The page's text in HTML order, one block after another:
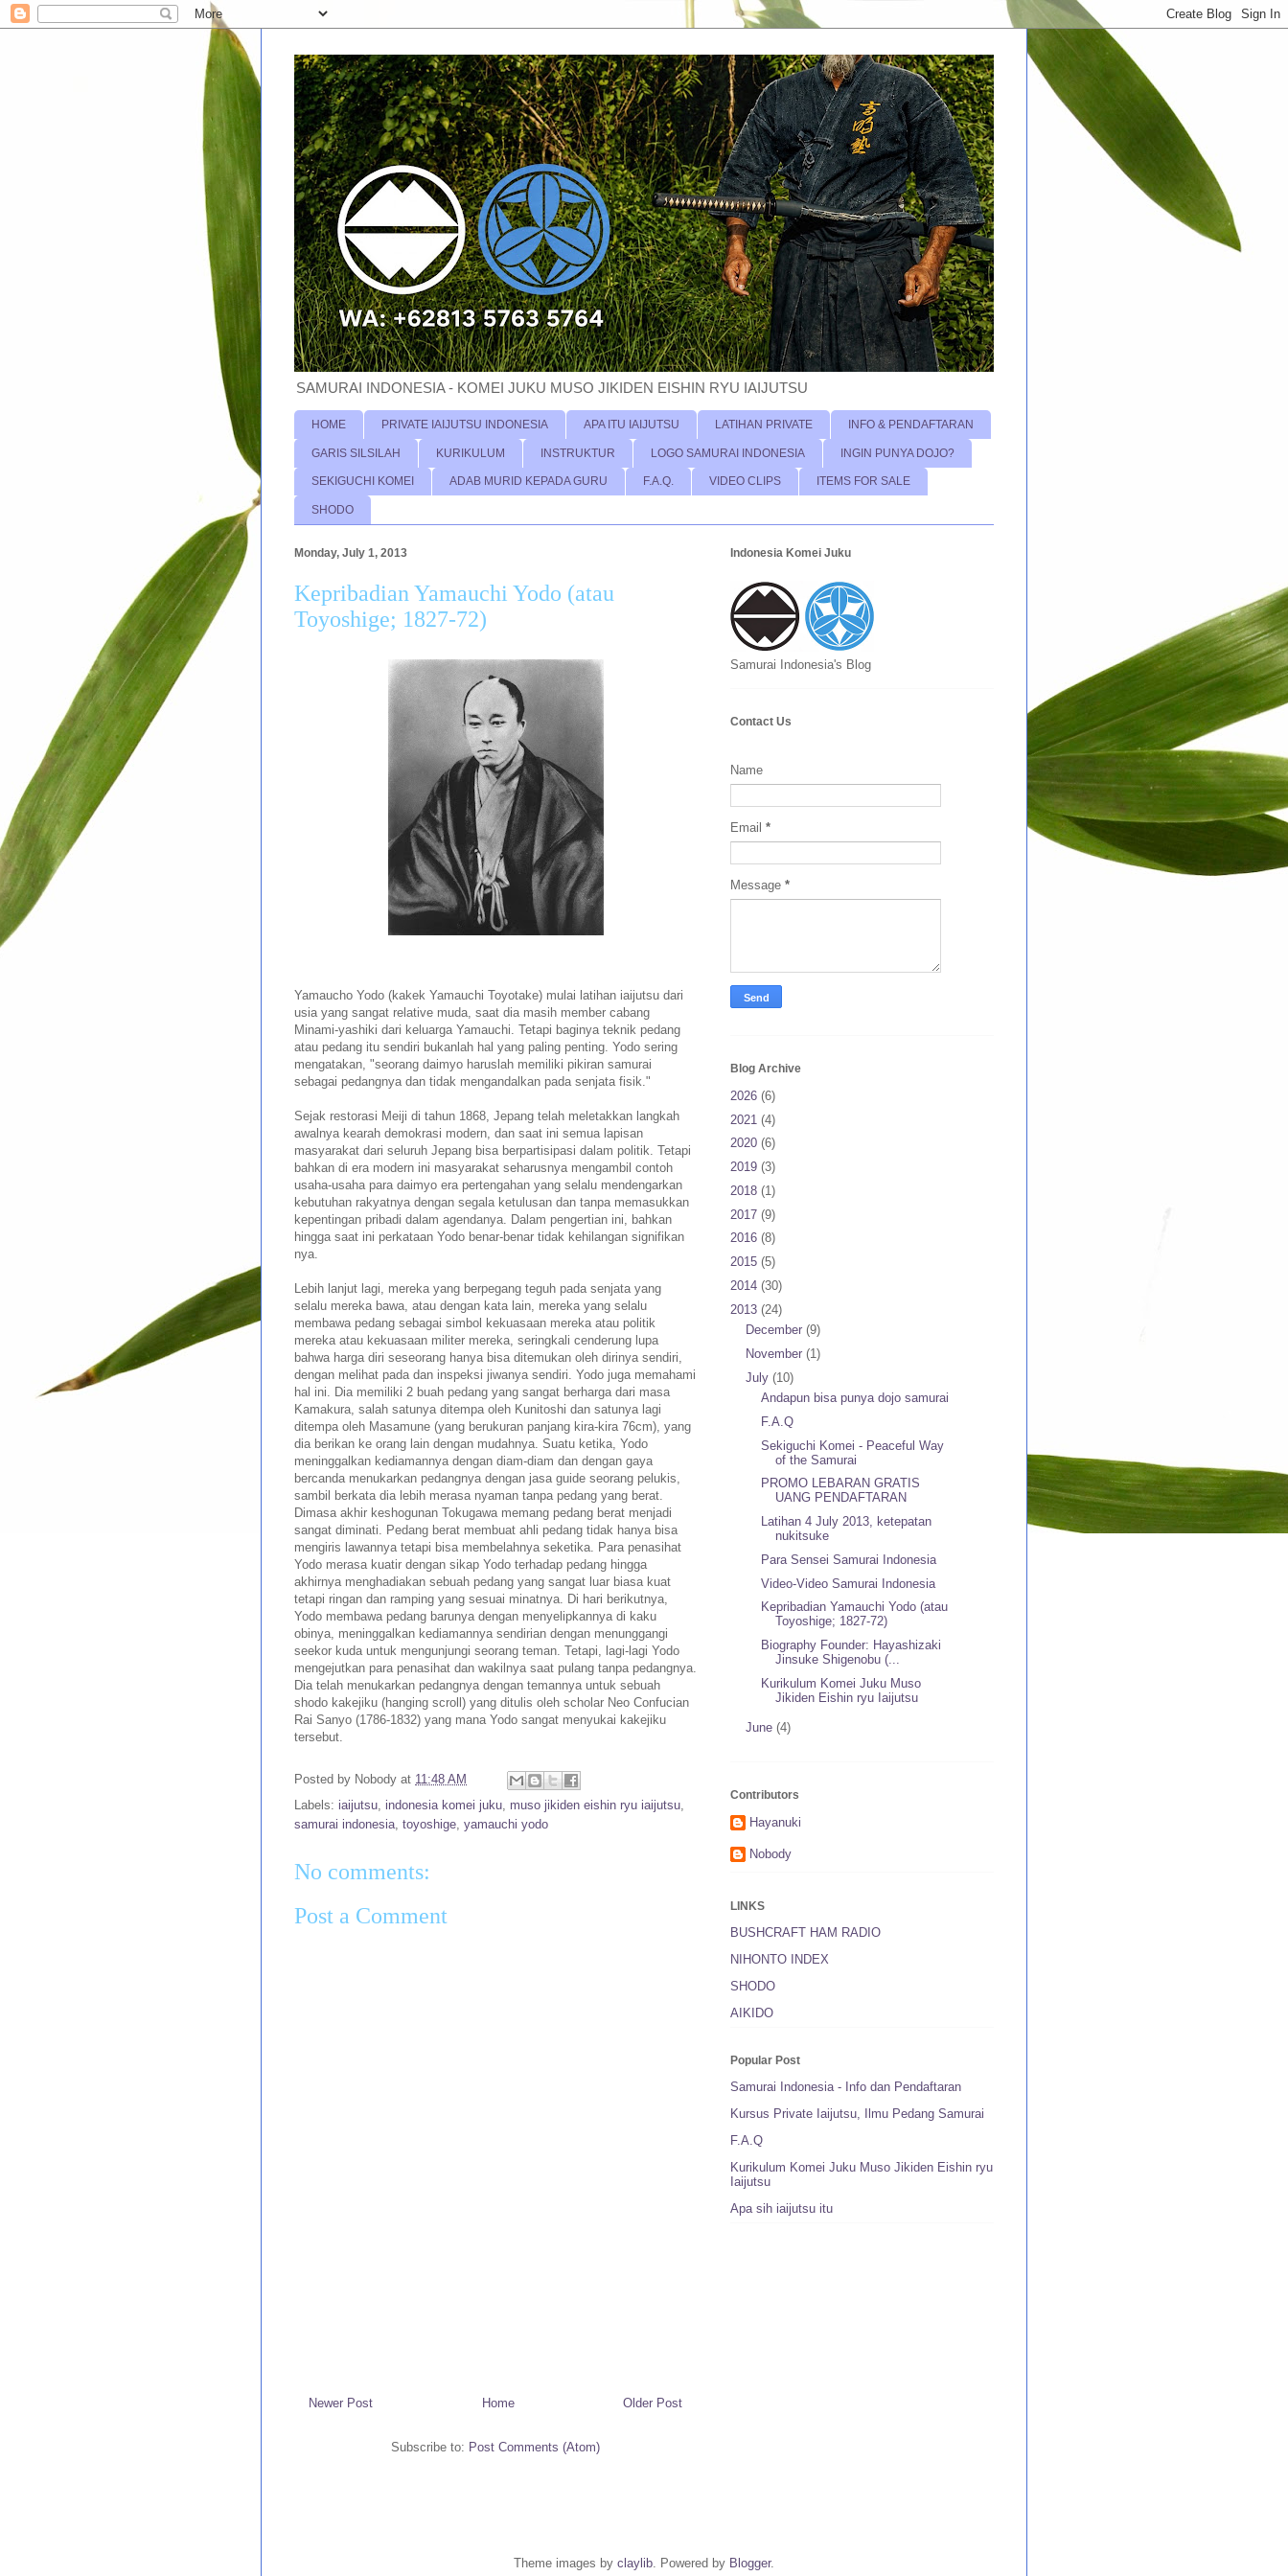
SAMURAI INDONESIA - KOMEI JUKU MUSO JIKIDEN EISHIN RYU IAIJUTSU
HOME PRIVATE IAIJUTSU INDONESIA APA ITU IAIJUTSU LATIHAN PRIVATE INFO & PENDAFTARAN
GARIS SILSILAH KURIKULUM INSTRUKTUR LOGO SAMURAI INDONESIA INGIN PUNYA DOJO?
SEKIGUCHI KOMEI ADAB MURID KEPADA GURU F.A.Q. VIDEO CLIPS ITEMS FOR SALE
SHODO
Monday, July 1, 2013
Kepribadian Yamauchi Yodo (atau
Toyoshige; 1827-72)
Yamaucho Yodo (kakek Yamauchi Toyotake) mulai latihan iaijutsu dari
usia yang sangat relative muda, saat dia masih member cabang
Minami-yashiki dari keluarga Yamauchi. Tetapi baginya teknik pedang
atau pedang itu sendiri bukanlah hal yang paling penting. Yodo sering
mengatakan, "seorang daimyo haruslah memiliki pikiran samurai
sebagai pedangnya dan tidak mengandalkan pada senjata fisik."
Sejak restorasi Meiji di tahun 1868, Jepang telah meletakkan langkah
awalnya kearah demokrasi modern, dan saat ini semua lapisan
masyarakat dari seluruh Jepang bisa berpartisipasi dalam politik. Tetapi
bahkan di era modern ini masyarakat seharusnya mengambil contoh
usaha-usaha para daimyo era pertengahan yang selalu mendengarkan
kebutuhan rakyatnya dengan segala ketulusan dan tanpa memasukkan
kepentingan pribadi dalam agendanya. Dalam pengertian ini, bahkan
hingga saat ini perkataan Yodo benar-benar tidak kehilangan signifikan
nya.
Lebih lanjut lagi, mereka yang berpegang teguh pada senjata yang
selalu mereka bawa, atau dengan kata lain, mereka yang selalu
membawa pedang sebagai simbol kekuasaan mereka atau politik
mereka atau kekuasaan militer mereka, seringkali cenderung lupa
bahwa harga diri seseorang hanya bisa ditemukan oleh dirinya sendiri,
dengan melihat pada dan inspeksi jiwanya sendiri. Yodo juga memahami
hal ini. Dia memiliki 2 buah pedang yang sangat berharga dari masa
Kamakura, salah satunya ditempa oleh Kunitoshi dan satunya lagi
ditempa oleh Masamune (yang berukuran panjang kira-kira 76cm), yang
dia berikan ke orang lain dengan mudahnya. Suatu ketika, Yodo
meninggalkan kediamannya dengan diam-diam dan dengan gaya
bercanda menukarkan pedangnya dengan jasa guide seorang pelukis,
sambil berkata dia lebih merasa nyaman tanpa pedang yang berat.
Dimasa akhir keshogunan Tokugawa memang pedang berat menjadi
sangat diminati. Pedang berat membuat ahli pedang tidak hanya bisa
mengiris lawannya tetapi bisa membelahnya seketika. Para penasihat
Yodo merasa kuatir dengan sikap Yodo terhadap pedang hingga
akhirnya menghadiakan sebuah pedang yang sangat luar biasa kuat
tetapi ringan dan ramping yang sesuai minatnya. Di hari berikutnya,
Yodo membawa pedang barunya dengan menyelipkannya di kaku
obinya, meninggalkan kediamannya sendirian dengan menunggangi
seekor kuda untuk mengunjungi seorang teman. Tetapi, lagi-lagi Yodo
mengejutkan para penasihat dan wakilnya saat pulang tanpa pedangnya.
Dia telah menukarkan pedangnya dengan temannya untuk sebuah
shodo kakejiku (hanging scroll) yang ditulis oleh scholar Neo Confucian
Rai Sanyo (1786-1832) yang mana Yodo sangat menyukai kakejiku
tersebut.
Posted by Nobody at 11:48 AM
Labels: iaijutsu indonesia komei juku muso jikiden eishin ryu iaijutsu
samurai indonesia toyoshige yamauchi yodo
No comments:
Post a Comment
Newer Post Older Post
Home
Subscribe to: Post Comments (Atom)
Indonesia Komei Juku
Samurai Indonesia's Blog
Contact Us
Name
Email *
Message *
Blog Archive
2026 (6)
2021 (4)
2020 (6)
2019 (3)
2018 (1)
2017 (9)
2016 (8)
2015 (5)
2014 (30)
2013 (24)
December (9)
November (1)
July (10)
Andapun bisa punya dojo samurai
F.A.Q
Sekiguchi Komei - Peaceful Way
of the Samurai
PROMO LEBARAN GRATIS
UANG PENDAFTARAN
Latihan 4 July 2013, ketepatan
nukitsuke
Para Sensei Samurai Indonesia
Video-Video Samurai Indonesia
Kepribadian Yamauchi Yodo (atau
Toyoshige; 1827-72)
Biography Founder: Hayashizaki
Jinsuke Shigenobu (...
Kurikulum Komei Juku Muso
Jikiden Eishin ryu Iaijutsu
June (4)
Contributors
Hayanuki
Nobody
LINKS
BUSHCRAFT HAM RADIO
NIHONTO INDEX
SHODO
AIKIDO
Popular Post
Samurai Indonesia - Info dan Pendaftaran
Kursus Private Iaijutsu, Ilmu Pedang Samurai
F.A.Q
Kurikulum Komei Juku Muso Jikiden Eishin ryu
Iaijutsu
Apa sih iaijutsu itu
Theme images by claylib. Powered by Blogger.